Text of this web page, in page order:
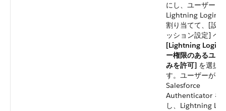
にし、ユーザーに
Lightning Login
割り当てて、[設
ッション設定] ペ
[Lightning Login
ー権限のあるユー
みを許可] を選択
す。ユーザーが
Salesforce
Authenticator を
し、Lightning